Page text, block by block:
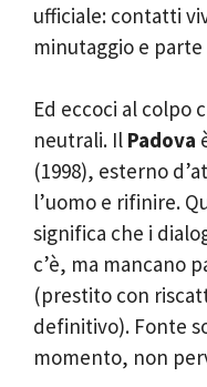
ufficiale: contatti
minutaggio e
Ed eccoci al colpo
neutrali. Il Padova
(1998), esterno
l’uomo e rifinire.
significa che i
c’è, ma mancano
(prestito con
definitivo). Fonte
momento, non